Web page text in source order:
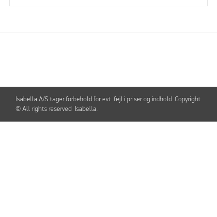
Isabella A/S tager forbehold for evt. fejl i priser og indhold. Copyright
© All rights reserved Isabella.